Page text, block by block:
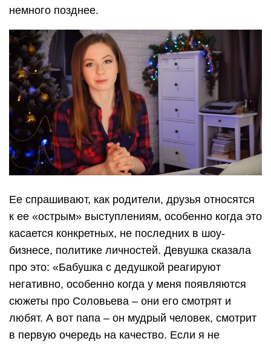
немного позднее.
Ее спрашивают, как родители, друзья относятся
к ее «острым» выступлениям, особенно когда это
касается конкретных, не последних в шоу-
бизнесе, политике личностей. Девушка сказала
про это: «Бабушка с дедушкой реагируют
негативно, особенно когда у меня появляются
сюжеты про Соловьева – они его смотрят и
любят. А вот папа – он мудрый человек, смотрит
в первую очередь на качество. Если я не